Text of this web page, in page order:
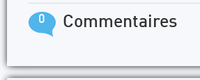
0 Commentaires